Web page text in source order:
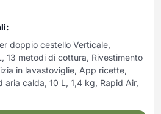
Multiuso e Scarpiere
Scarpiere
UFFICIO
doppio cestello Verticale,
13 metodi di cottura, Rivestimento
in lavastoviglie, App ricette,
calda, 10 L, 1,4 kg, Rapid Air,